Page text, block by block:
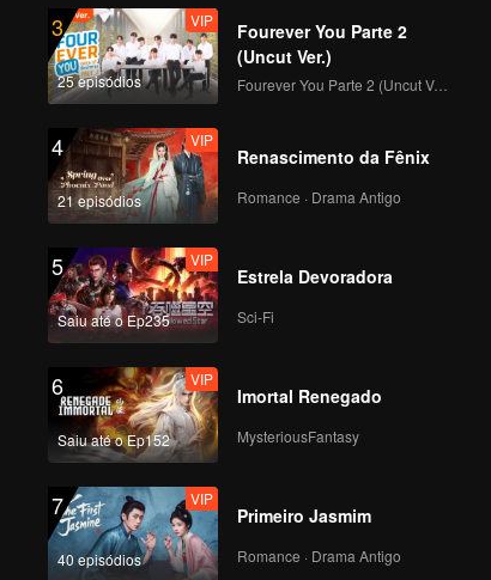
169
171
VIP
172
173
VIP
174
175
VIP
177
VIP
178
179
VIP
180
3
25 episódios
VIP
Fourever You Parte 2
(Uncut Ver.)
Fourever You Parte 2 (Uncut Ver.)
4
21 episódios
VIP
Renascimento da Fênix
Romance · Drama Antigo
5
Saiu até o Ep235
VIP
Estrela Devoradora
Sci-Fi
6
Saiu até o Ep152
VIP
Imortal Renegado
MysteriousFantasy
7
40 episódios
VIP
Primeiro Jasmim
Romance · Drama Antigo